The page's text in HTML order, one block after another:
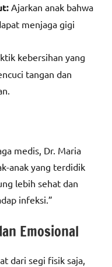
Ajarkan anak bahwa
menjaga gigi
kebersihan yang
tangan dan
medis, Dr. Maria
anak yang terdidik
lebih sehat dan
infeksi.”
Emosional
dari segi fisik saja,